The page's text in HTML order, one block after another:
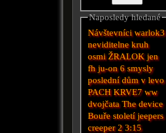
Naposledy hledané
Návštevníci warlok3
neviditelne kruh
osmi ŽRALOK jen
fh ju-on 6 smysly
poslední dům v levo
PACH KRVE7 ww
dvojčata The device
Bouře století jeepers
creeper 2 3:15